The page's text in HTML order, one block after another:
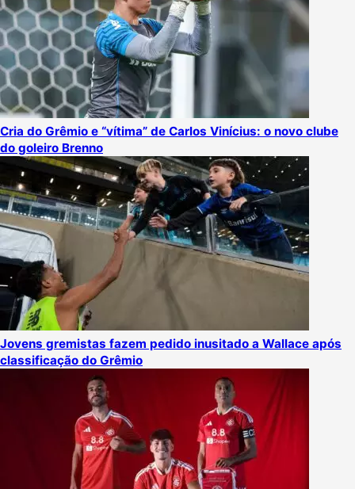
Cria do Grêmio e “vítima” de Carlos Vinícius: o novo clube
do goleiro Brenno
Jovens gremistas fazem pedido inusitado a Wallace após
classificação do Grêmio